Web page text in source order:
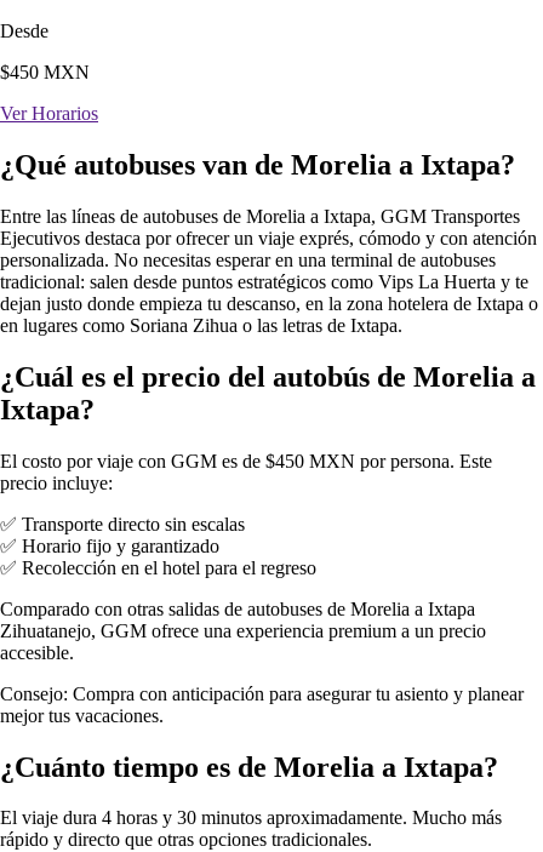
Desde
$450 MXN
Ver Horarios
¿Qué autobuses van de Morelia a Ixtapa?
Entre las líneas de autobuses de Morelia a Ixtapa, GGM Transportes
Ejecutivos destaca por ofrecer un viaje exprés, cómodo y con atención
personalizada. No necesitas esperar en una terminal de autobuses
tradicional: salen desde puntos estratégicos como Vips La Huerta y te
dejan justo donde empieza tu descanso, en la zona hotelera de Ixtapa o
en lugares como Soriana Zihua o las letras de Ixtapa.
¿Cuál es el precio del autobús de Morelia a
Ixtapa?
El costo por viaje con GGM es de $450 MXN por persona. Este
precio incluye:
✅ Transporte directo sin escalas
✅ Horario fijo y garantizado
✅ Recolección en el hotel para el regreso
Comparado con otras salidas de autobuses de Morelia a Ixtapa
Zihuatanejo, GGM ofrece una experiencia premium a un precio
accesible.
Consejo: Compra con anticipación para asegurar tu asiento y planear
mejor tus vacaciones.
¿Cuánto tiempo es de Morelia a Ixtapa?
El viaje dura 4 horas y 30 minutos aproximadamente. Mucho más
rápido y directo que otras opciones tradicionales.